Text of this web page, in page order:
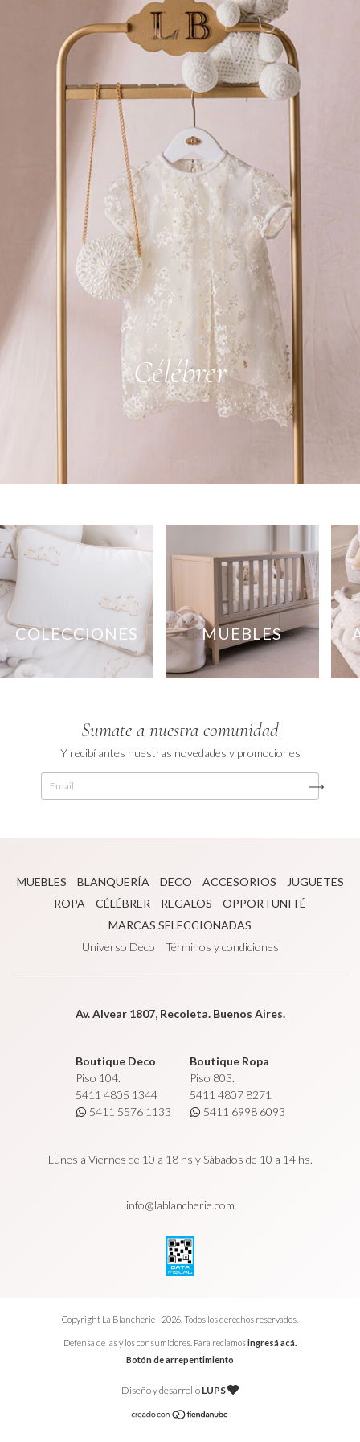
Célébrer
COLECCIONES MUEBLES
Sumate a nuestra comunidad
Y recibí antes nuestras novedades y promociones
MUEBLES BLANQUERÍA DECO ACCESORIOS
JUGUETES
ROPA
CÉLÉBRER REGALOS
OPPORTUNITÉ
MARCAS SELECCIONADAS
Universo Deco
Términos y condiciones
Av. Alvear 1807, Recoleta. Buenos Aires.
Boutique Deco
Piso 104.
5411 4805 1344
5411 5576 1133
Boutique Ropa
Piso 803.
5411 4807 8271
5411 6998 6093
Lunes a Viernes de 10 a 18 hs y Sábados de 10 a 14 hs.
info@lablancherie.com
Copyright La Blancherie - 2026. Todos los derechos reservados.
Defensa de las y los consumidores. Para reclamosingresá acá.
Botón de arrepentimiento
Diseño y desarrollo LUPS